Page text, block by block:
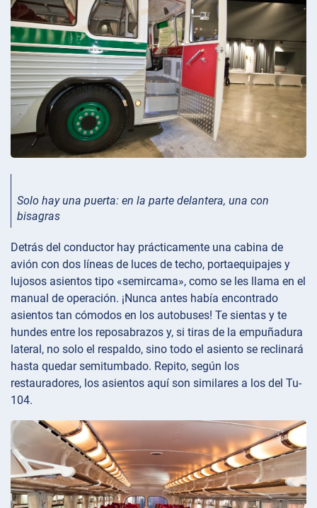
Solo hay una puerta: en la parte delantera, una con
bisagras
Detrás del conductor hay prácticamente una cabina de
avión con dos líneas de luces de techo, portaequipajes y
lujosos asientos tipo «semircama», como se les llama en el
manual de operación. ¡Nunca antes había encontrado
asientos tan cómodos en los autobuses! Te sientas y te
hundes entre los reposabrazos y, si tiras de la empuñadura
lateral, no solo el respaldo, sino todo el asiento se reclinará
hasta quedar semitumbado. Repito, según los
restauradores, los asientos aquí son similares a los del Tu-
104.